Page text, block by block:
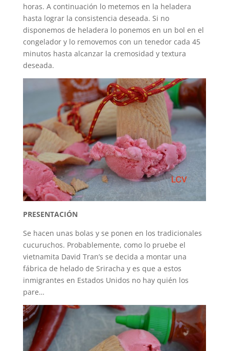
horas. A continuación lo metemos en la heladera
hasta lograr la consistencia deseada. Si no
disponemos de heladera lo ponemos en un bol en el
congelador y lo removemos con un tenedor cada 45
minutos hasta alcanzar la cremosidad y textura
deseada.
PRESENTACIÓN
Se hacen unas bolas y se ponen en los tradicionales
cucuruchos. Probablemente, como lo pruebe el
vietnamita David Tran’s se decida a montar una
fábrica de helado de Sriracha y es que a estos
inmigrantes en Estados Unidos no hay quién los
pare…